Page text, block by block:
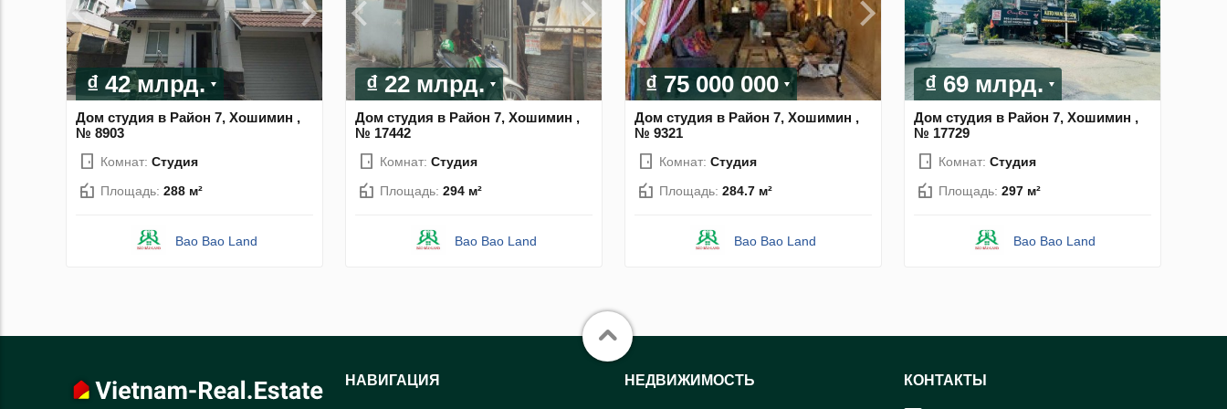
₫ 42 млрд.
Дом студия в Район 7, Хошимин ,
№ 8903
Комнат: Студия
Площадь: 288 м²
Bao Bao Land
₫ 22 млрд.
Дом студия в Район 7, Хошимин ,
№ 17442
Комнат: Студия
Площадь: 294 м²
Bao Bao Land
₫ 75 000 000
Дом студия в Район 7, Хошимин ,
№ 9321
Комнат: Студия
Площадь: 284.7 м²
Bao Bao Land
₫ 69 млрд.
Дом студия в Район 7, Хошимин ,
№ 17729
Комнат: Студия
Площадь: 297 м²
Bao Bao Land
НАВИГАЦИЯ НЕДВИЖИМОСТЬ КОНТАКТЫ